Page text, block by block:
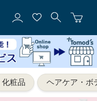
化粧品 ヘアケア・ボ